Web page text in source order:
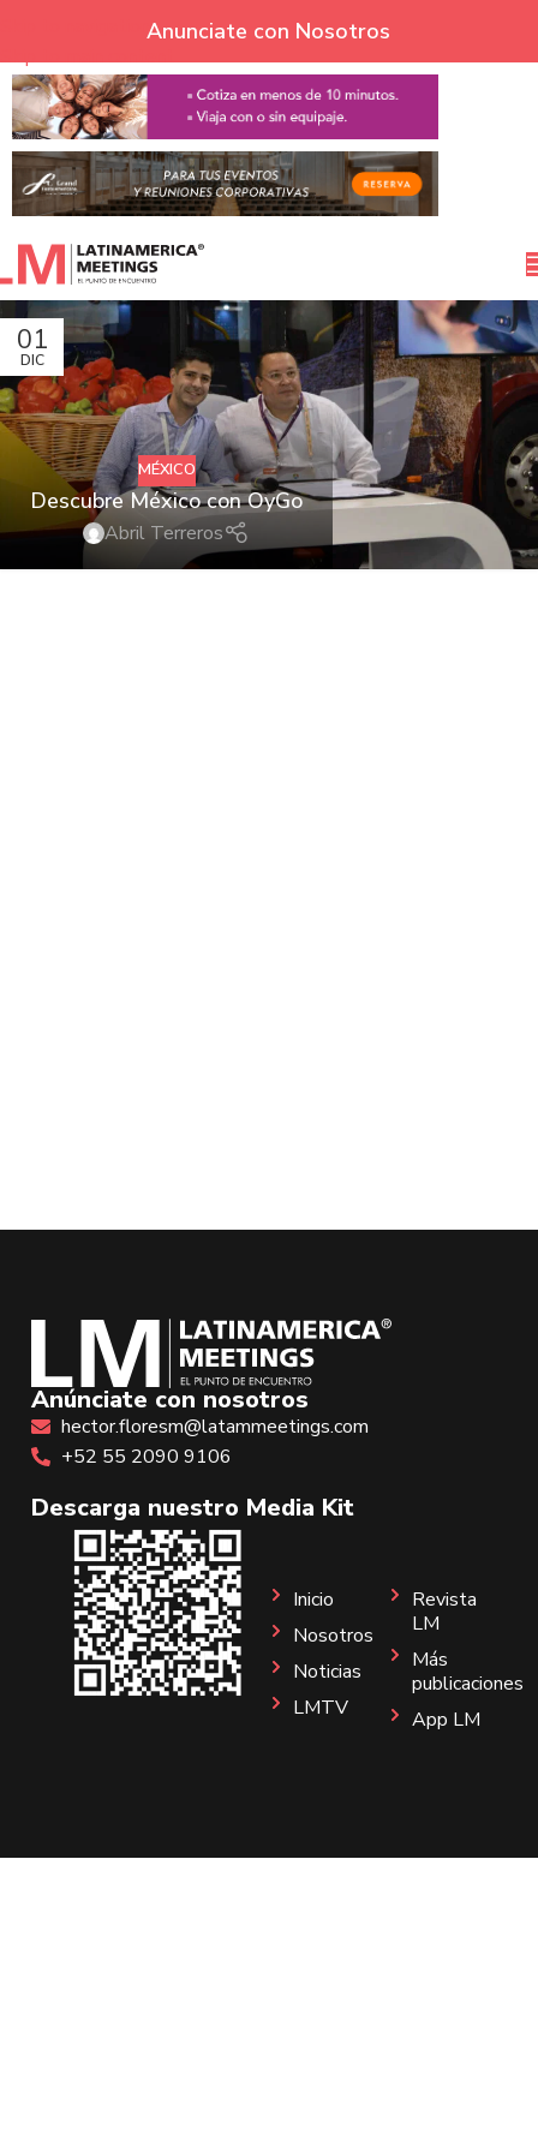
Skip to navigation
Skip to main content
Anunciate con Nosotros
01
DIC
MÉXICO
Descubre México con OyGo
Abril Terreros
Anúnciate con nosotros
hector.floresm@latammeetings.com
+52 55 2090 9106
Descarga nuestro Media Kit
Inicio
Nosotros
Noticias
LMTV
Revista
LM
Más
publicaciones
App LM